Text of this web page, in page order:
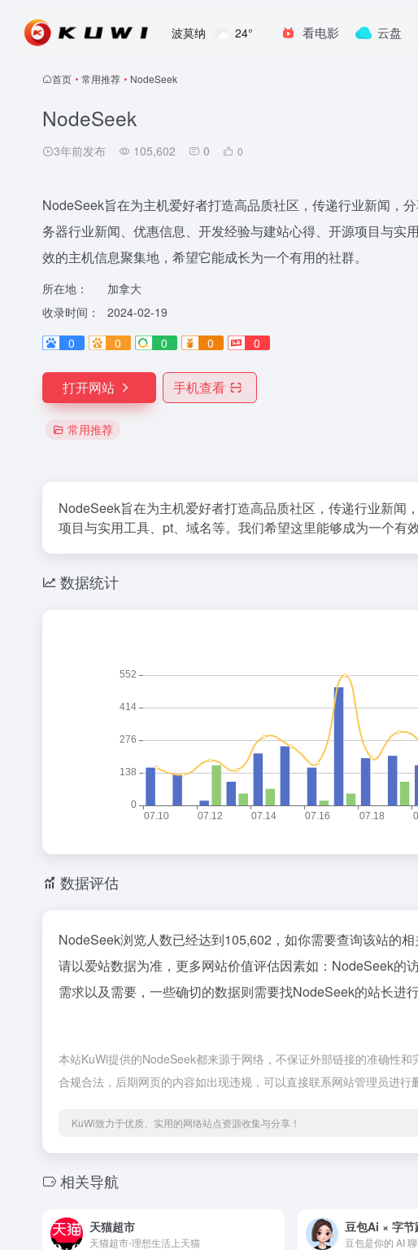
波莫纳 24° 看电影 云盘
首页 • 常用推荐 • NodeSeek
NodeSeek
3年前发布 105,602 0 0
NodeSeek旨在为主机爱好者打造高品质社区，传递行业新闻，
务器行业新闻、优惠信息、开发经验与建站心得、开源项目与实
效的主机信息聚集地，希望它能成长为一个有用的社群。
所在地：
加拿大
收录时间：
2024-02-19
0
0 0 0 0
打开网站 手机查看
常用推荐
NodeSeek旨在为主机爱好者打造高品质社区，传递行业新
项目与实用工具、pt、域名等。我们希望这里能够成为一个有
数据统计
数据评估
NodeSeek浏览人数已经达到105,602，如你需要查询该站的
请以爱站数据为准，更多网站价值评估因素如：NodeSeek的
需求以及需要，一些确切的数据则需要找NodeSeek的站长进
本站KuWi提供的NodeSeek都来源于网络，不保证外部链接的准确性
合规合法，后期网页的内容如出现违规，可以直接联系网站管理员进行
KuWi致力于优质、实用的网络站点资源收集与分享！
相关导航
天猫超市
天猫超市-理想生活上天猫
豆包Ai × 字节